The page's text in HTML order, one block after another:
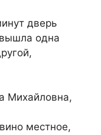
дверь
вышла одна
Михайловна,
местное,